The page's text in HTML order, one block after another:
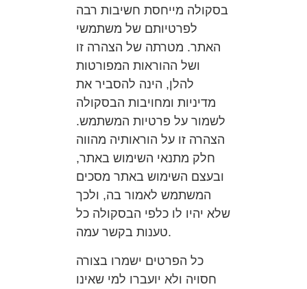
בסקולה מייחסת חשיבות רבה
לפרטיותם של משתמשי
האתר. מטרתה של הצהרה זו
ושל ההוראות המפורטות
להלן, הינה להסביר את
מדיניות ומחויבות הבסקולה
לשמור על פרטיות המשתמש.
הצהרה זו על הוראותיה מהווה
חלק מתנאי השימוש באתר,
ובעצם השימוש באתר מסכים
המשתמש לאמור בה, ולכך
שלא יהיו לו כלפי הבסקולה כל
טענות בקשר עמה.
כל הפרטים ישמרו בצורה
חסויה ולא יועברו למי שאינו